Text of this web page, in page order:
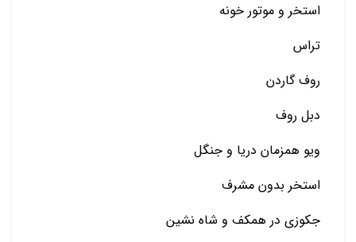
استخر و موتور خونه
تراس
روف گاردن
دبل روف
ویو همزمان دریا و جنگل
استخر بدون مشرف
جکوزی در همکف و شاه نشین